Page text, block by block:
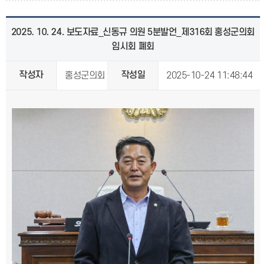
2025. 10. 24. 보도자료_신동규 의원 5분발언_제316회 홍성군의회
임시회 폐회
작성자 홍성군의회 작성일 2025-10-24 11:48:44